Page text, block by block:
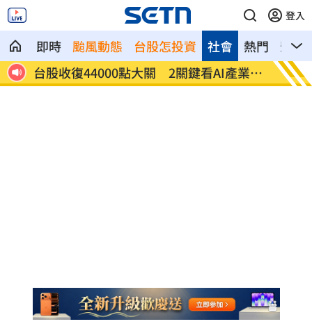
登入
即時 颱風動態 台股怎投資 熱門 影音
社會
台股收復44000點大關 2關鍵看AI產業發
展
他見
歲